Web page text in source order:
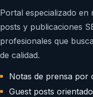
Portal especializado en
posts y publicaciones
profesionales que
de calidad.
Notas de prensa por
Guest posts